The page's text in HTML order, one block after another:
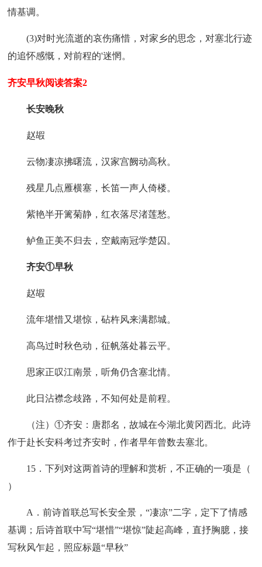
情基调。
(3)对时光流逝的哀伤痛惜，对家乡的思念，对塞北行迹
的追怀感慨，对前程的'迷惘。
齐安早秋阅读答案2
长安晚秋
赵嘏
云物凄凉拂曙流，汉家宫阙动高秋。
残星几点雁横塞，长笛一声人倚楼。
紫艳半开篱菊静，红衣落尽渚莲愁。
鲈鱼正美不归去，空戴南冠学楚囚。
齐安①早秋
赵嘏
流年堪惜又堪惊，砧杵风来满郡城。
高鸟过时秋色动，征帆落处暮云平。
思家正叹江南景，听角仍含塞北情。
此日沾襟念歧路，不知何处是前程。
（注）①齐安：唐郡名，故城在今湖北黄冈西北。此诗
作于赴长安科考过齐安时，作者早年曾数去塞北。
15．下列对这两首诗的理解和赏析，不正确的一项是（
）
A．前诗首联总写长安全景，“凄凉”二字，定下了情感
基调；后诗首联中写“堪惜”“堪惊”陡起高峰，直抒胸臆，接
写秋风乍起，照应标题“早秋”